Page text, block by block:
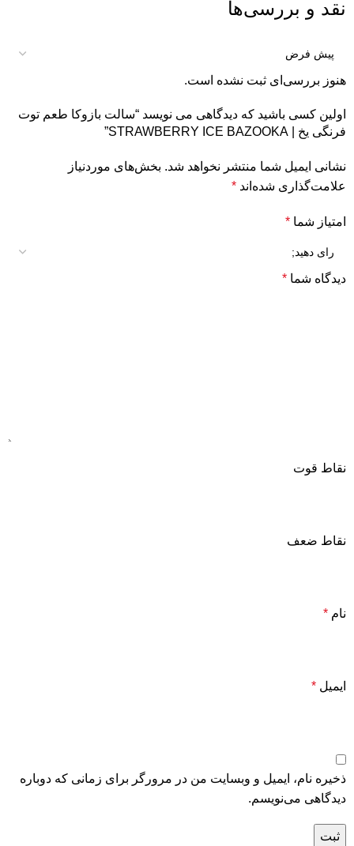
نقد و بررسی‌ها
هنوز بررسی‌ای ثبت نشده است.
اولین کسی باشید که دیدگاهی می نویسد “سالت بازوکا طعم توت
فرنگی یخ | STRAWBERRY ICE BAZOOKA”
نشانی ایمیل شما منتشر نخواهد شد. بخش‌های موردنیاز
علامت‌گذاری شده‌اند *
امتیاز شما *
دیدگاه شما *
نقاط قوت
نقاط ضعف
نام *
ایمیل *
ذخیره نام، ایمیل و وبسایت من در مرورگر برای زمانی که دوباره
دیدگاهی می‌نویسم.